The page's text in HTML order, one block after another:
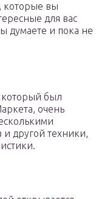
которые вы
для вас
думаете и пока не
был
очень
другой техники,